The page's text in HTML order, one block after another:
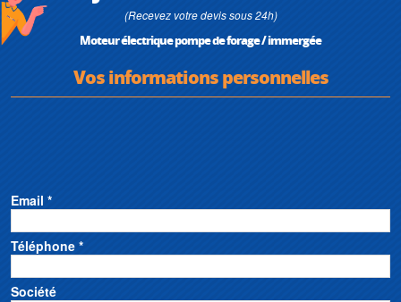
(Recevez votre devis sous 24h)
Moteur électrique pompe de forage / immergée
Vos informations personnelles
Email *
Téléphone *
Société